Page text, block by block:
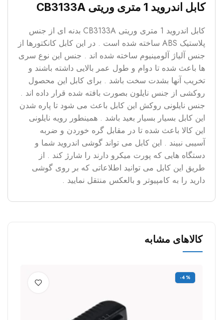
کابل اندروید 1 متری وریتی CB3133A
کابل اندروید 1 متری وریتی CB3133A بدنه ای از جنس
پلاستیک ABS ساخته شده است . در این کابل کانکتورها از
جنس آلیاژ آلومینیوم ساخته شده اند . جنس این نوع سری
ها باعث شده تا دوام و طول عمر بالایی داشته باشند و
تخریب آنها بشدت سخت باشد . برای کابل این محصول
روکشی از جنس نایلون بصورت بافته شده قرار داده اند .
جنس نایلونی روکش این کابل باعث می شود تا پاره شدن
این کابل بسیار بسیار بعید باشد . همینطور رویه نایلونی
این کالا باعث شده تا در مقابل گره خوردن و ضربه
آسیبی نبیند . این کابل می تواند گوشی اندروید شما و
دستگاه هایی که پورت میکرو دارند را شارژ کند . از
طریق این کابل می توانید اطلاعاتی که بر روی گوشی
دارید را به کامپیوتر و بالعکس منتقل نمایید .
کالاهای مشابه
-4%